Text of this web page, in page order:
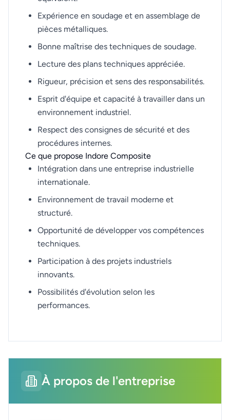
Expérience en soudage et en assemblage de
pièces métalliques.
Bonne maîtrise des techniques de soudage.
Lecture des plans techniques appréciée.
Rigueur, précision et sens des responsabilités.
Esprit d'équipe et capacité à travailler dans un
environnement industriel.
Respect des consignes de sécurité et des
procédures internes.
Ce que propose Indore Composite
Intégration dans une entreprise industrielle
internationale.
Environnement de travail moderne et
structuré.
Opportunité de développer vos compétences
techniques.
Participation à des projets industriels
innovants.
Possibilités d'évolution selon les
performances.
À propos de l'entreprise